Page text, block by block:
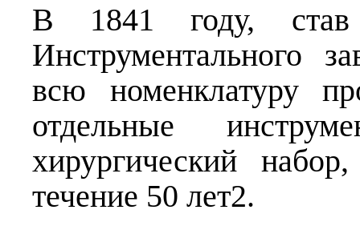
В 1841 году, став
Инструментального
всю номенклатуру
отдельные
хирургический
течение 50 лет2.